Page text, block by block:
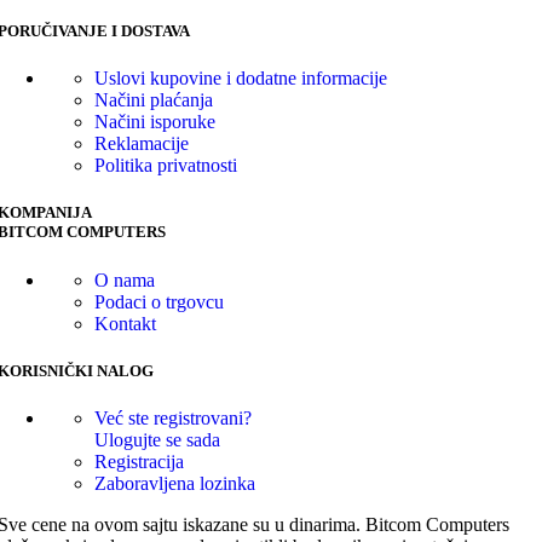
I DOSTAVA
Uslovi kupovine i dodatne informacije
Načini plaćanja
Načini isporuke
Reklamacije
Politika privatnosti
COMPUTERS
O nama
Podaci o trgovcu
Kontakt
NALOG
Već ste registrovani?
Ulogujte se sada
Registracija
Zaboravljena lozinka
cene na ovom sajtu iskazane su u dinarima. Bitcom Computers